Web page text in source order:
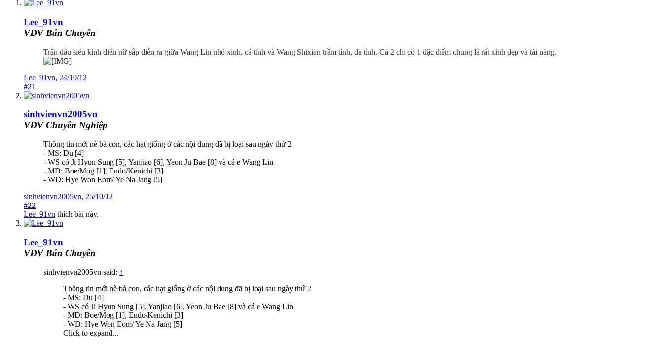
Lee_91vn
VĐV Bán Chuyên
Trận đấu siêu kinh điển nữ sắp diễn ra giữa Wang Lin nhỏ xinh, cá tính và Wang Shixian trầm tính, đa tình. Cả 2 chỉ có 1 đặc điểm chung là rất xinh đẹp và tài năng.
Lee_91vn, 24/10/12
#21
sinhvienvn2005vn
VĐV Chuyên Nghiệp
Thông tin mới nè bà con, các hạt giống ở các nội dung đã bị loại sau ngày thứ 2
- MS: Du [4]
- WS có Ji Hyun Sung [5], Yanjiao [6], Yeon Ju Bae [8] và cả e Wang Lin
- MD: Boe/Mog [1], Endo/Kenichi [3]
- WD: Hye Won Eom/ Ye Na Jang [5]
sinhvienvn2005vn, 25/10/12
#22
Lee_91vn thích bài này.
Lee_91vn
VĐV Bán Chuyên
sinhvienvn2005vn said: ↑
Thông tin mới nè bà con, các hạt giống ở các nội dung đã bị loại sau ngày thứ 2
- MS: Du [4]
- WS có Ji Hyun Sung [5], Yanjiao [6], Yeon Ju Bae [8] và cả e Wang Lin
- MD: Boe/Mog [1], Endo/Kenichi [3]
- WD: Hye Won Eom/ Ye Na Jang [5]
Click to expand...